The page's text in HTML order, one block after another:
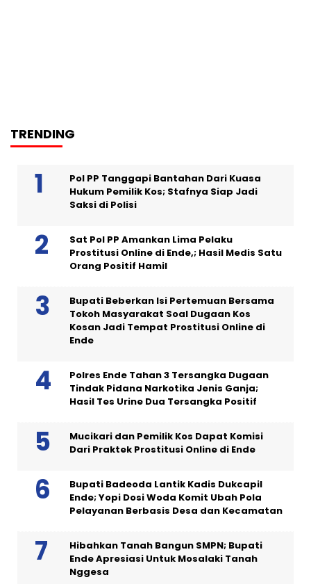
TRENDING
Pol PP Tanggapi Bantahan Dari Kuasa
Hukum Pemilik Kos; Stafnya Siap Jadi
Saksi di Polisi
Sat Pol PP Amankan Lima Pelaku
Prostitusi Online di Ende,; Hasil Medis Satu
Orang Positif Hamil
Bupati Beberkan Isi Pertemuan Bersama
Tokoh Masyarakat Soal Dugaan Kos
Kosan Jadi Tempat Prostitusi Online di
Ende
Polres Ende Tahan 3 Tersangka Dugaan
Tindak Pidana Narkotika Jenis Ganja;
Hasil Tes Urine Dua Tersangka Positif
Mucikari dan Pemilik Kos Dapat Komisi
Dari Praktek Prostitusi Online di Ende
Bupati Badeoda Lantik Kadis Dukcapil
Ende; Yopi Dosi Woda Komit Ubah Pola
Pelayanan Berbasis Desa dan Kecamatan
Hibahkan Tanah Bangun SMPN; Bupati
Ende Apresiasi Untuk Mosalaki Tanah
Nggesa